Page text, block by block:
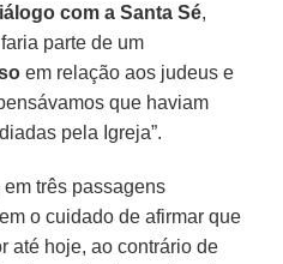
com a Santa Sé,
parte de um
em relação aos judeus e
que haviam
pela Igreja”.
em três passagens
o cuidado de afirmar que
até hoje, ao contrário de